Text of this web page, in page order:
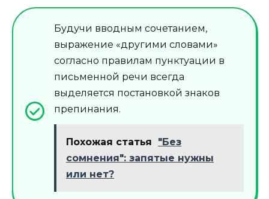
Будучи вводным сочетанием,
выражение «другими словами»
согласно правилам пунктуации в
письменной речи всегда
выделяется постановкой знаков
препинания.
Похожая статья
"Без
сомнения": запятые нужны
или нет?